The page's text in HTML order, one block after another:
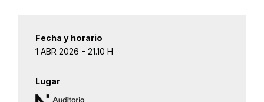
Fecha y horario
1 ABR 2026 - 21.10 H
Lugar